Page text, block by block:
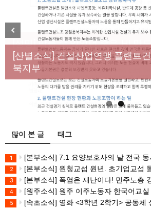
[성명] 막을 수 있었던 죽음, HL만
년노동자 사망사고의 철저한 진상
대책 마련하라
[산별소식] 건설산업연맹 플랜트
북지부
Previous
많이 본 글 태그
1 [본부소식] 7.1 요양보호사의 날 전국 동
2 [본부소식] 원청교섭 원년. 초기업교섭 돌파! 모든 노동자의 노동기본
3 [본부소식] 폭염은 재난이다! 민주노총 강원지역본
4 [원주소식] 원주 이주노동자 한국어교실
5 [속초소식] 영화 <3학년 2학기> 공동체